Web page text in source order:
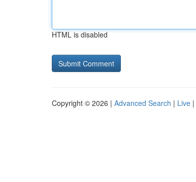
HTML is disabled
Copyright © 2026 | Advanced Search | Live |